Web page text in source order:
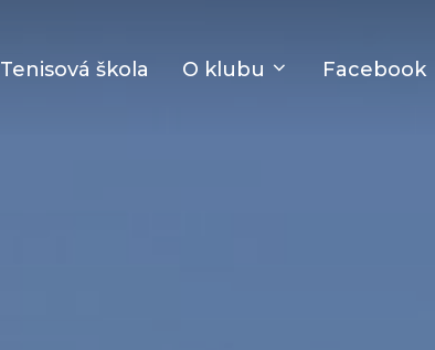
Tenisová škola O klubu Facebook